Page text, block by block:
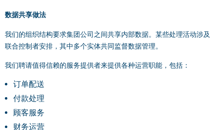
数据共享做法
我们的组织结构要求集团公司之间共享内部数据。某些处理活动涉及
联合控制者安排，其中多个实体共同监督数据管理。
我们聘请值得信赖的服务提供者来提供各种运营职能，包括：
订单配送
付款处理
顾客服务
财务运营